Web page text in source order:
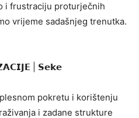
i frustraciju proturječnih
vrijeme sadašnjeg trenutka.
| 𝗦𝗲𝗸𝗲
pokretu i korištenju
i zadane strukture